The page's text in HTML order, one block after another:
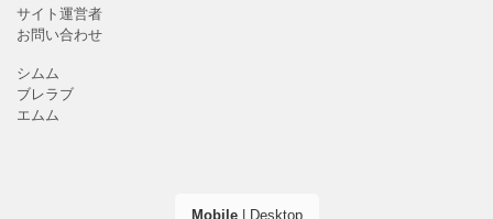
サイト運営者
お問い合わせ
シムム
ブレラブ
エムム
Mobile| Desktop